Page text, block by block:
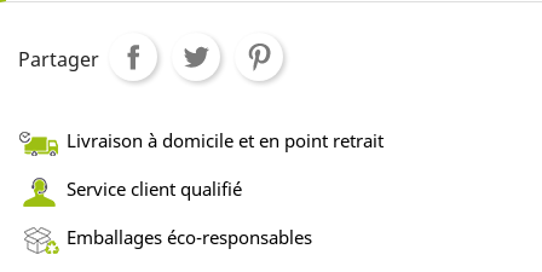
Partager
Livraison à domicile et en point retrait
Service client qualifié
Emballages éco-responsables